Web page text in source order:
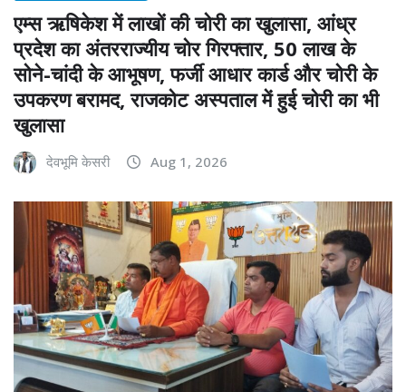
एम्स ऋषिकेश में लाखों की चोरी का खुलासा, आंध्र
प्रदेश का अंतरराज्यीय चोर गिरफ्तार, 50 लाख के
सोने-चांदी के आभूषण, फर्जी आधार कार्ड और चोरी के
उपकरण बरामद, राजकोट अस्पताल में हुई चोरी का भी
खुलासा
देवभूमि केसरी Aug 1, 2026